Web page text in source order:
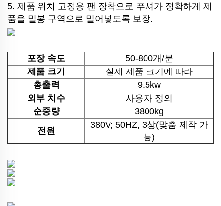
5. 제품 위치 고정용 팬 장착으로 푸셔가 정확하게 제
품을 밀봉 구역으로 밀어넣도록 보장.
포장 속도
50-800개/분
제품 크기
실제 제품 크기에 따라
총출력
9.5kw
외부 치수
사용자 정의
순중량
3800kg
전원
380V; 50HZ, 3상(맞춤 제작 가
능)